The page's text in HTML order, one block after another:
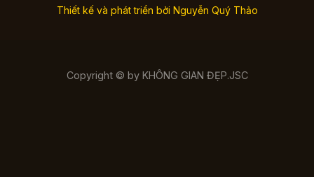
Thiết kế và phát triển bởi Nguyễn Quý Thảo
Copyright © by KHÔNG GIAN ĐẸP.JSC